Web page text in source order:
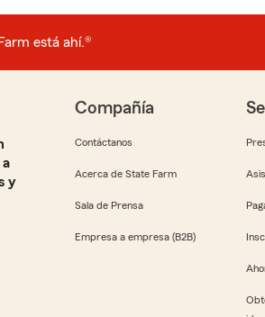
está ahí.®
a
y
Compañía
Contáctanos
Acerca de State Farm
Sala de Prensa
Empresa a empresa (B2B)